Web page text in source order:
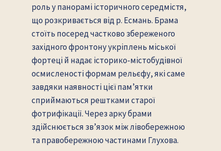
роль у панорамі історичного середмістя,
що розкривається від р. Есмань. Брама
стоїть посеред частково збереженого
західного фронтону укріплень міської
фортеці й надає історико-містобудівної
осмисленості формам рельєфу, які саме
завдяки наявності цієї пам’ятки
сприймаються рештками старої
фотрифікації. Через арку брами
здійснюється зв’язок між лівобережною
та правобережною частинами Глухова.